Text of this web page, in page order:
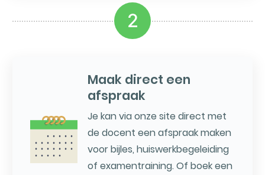
2
Maak direct een
afspraak
Je kan via onze site direct met
de docent een afspraak maken
voor bijles, huiswerkbegeleiding
of examentraining. Of boek een